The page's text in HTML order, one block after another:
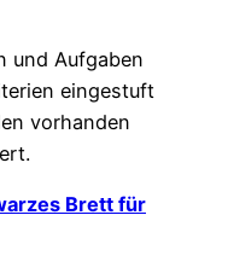
und Aufgaben
eingestuft
vorhanden
Brett für